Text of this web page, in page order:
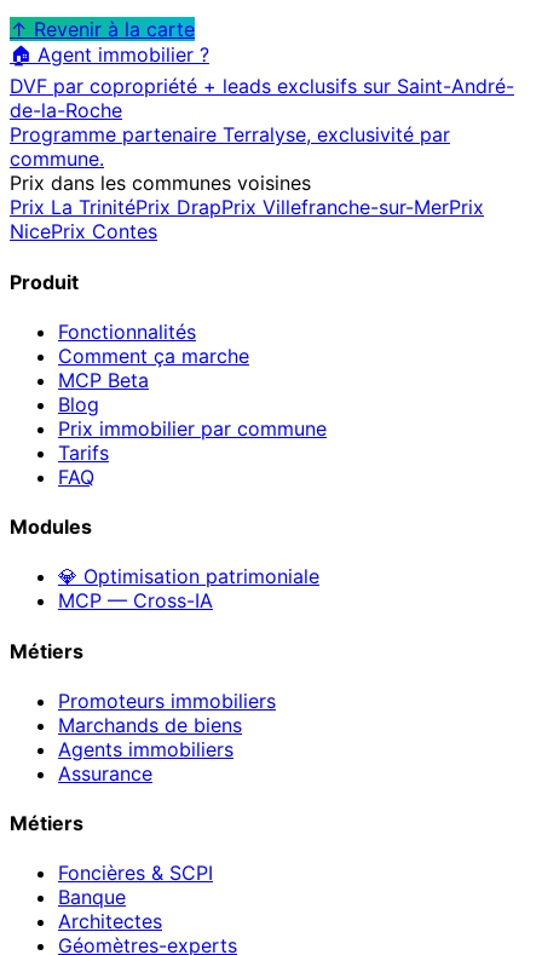
↑ Revenir à la carte
🏠 Agent immobilier ?
DVF par copropriété + leads exclusifs sur Saint-André-
de-la-Roche
Programme partenaire Terralyse, exclusivité par
commune.
Prix dans les communes voisines
Prix La TrinitéPrix DrapPrix Villefranche-sur-MerPrix
NicePrix Contes
Produit
Fonctionnalités
Comment ça marche
MCP Beta
Blog
Prix immobilier par commune
Tarifs
FAQ
Modules
💎 Optimisation patrimoniale
MCP — Cross-IA
Métiers
Promoteurs immobiliers
Marchands de biens
Agents immobiliers
Assurance
Métiers
Foncières & SCPI
Banque
Architectes
Géomètres-experts